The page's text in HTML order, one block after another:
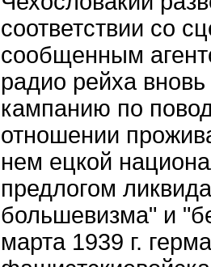
соответствии со
сообщенным
радио рейха
кампанию по
отношении
нем ецкой
предлогом
большевизма" и
марта 1939 г.